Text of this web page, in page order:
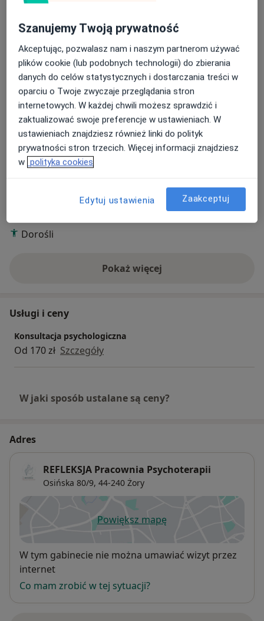
Pracuje również jako wychowawca w placówce
opiekuńczo‑wychowawczej, co pozwala mi rozwijać
umiejętności komunikacyjne i pracy z dziećmi,
młodzieżą oraz ich rodzinami. Swoją pracę regularnie
poddaję superwizji i systematycznie uzupełniam
wiedzę poprzez szkolenia, aby zapewniać wsparcie
zgodne z aktualnymi standardami praktyki. Chętnie
pomogę w sytuacjach kryzysowych, przy zaburzeniach
nastroju, trudnych relacjach oraz wyzwaniach
rozwojowych u młodzieży.
więcejO mnie
Zakres porad
Psychologia kliniczna
Psychologia kryzysu
Dorośli
Pokaż więcejo doświadczeniu
Usługi i ceny
Konsultacja psychologiczna
Od 170 zł Szczegóły
W jaki sposób ustalane są ceny?
Adres
REFLEKSJA Pracownia Psychoterapii
Osińska 80/9, 44-240 Żory
Powiększ mapęotwiera się w nowej karcie
Dostępność
W tym gabinecie nie można umawiać wizyt przez
internet
Co mam zrobić w tej sytuacji?
Szanujemy Twoją prywatność
Akceptując, pozwalasz nam i naszym partnerom używać
plików cookie (lub podobnych technologii) do zbierania
danych do celów statystycznych i dostarczania treści w
oparciu o Twoje zwyczaje przeglądania stron
internetowych. W każdej chwili możesz sprawdzić i
zaktualizować swoje preferencje w ustawieniach. W
ustawieniach znajdziesz również linki do polityk
prywatności stron trzecich. Więcej informacji znajdziesz
w polityka cookies
Edytuj ustawienia Zaakceptuj